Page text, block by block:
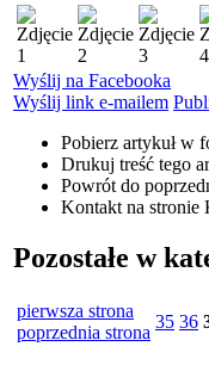
Wyślij na Facebooka
Wyślij link e-mailem
Pobierz artykuł w
Drukuj treść tego
Powrót do
Kontakt na stronie
Pozostałe w
pierwsza strona
poprzednia strona
35 36